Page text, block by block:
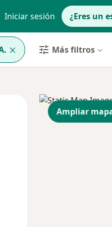
Iniciar sesión ¿Eres un
Más filtros
Vie
14 Ago
Ampliar